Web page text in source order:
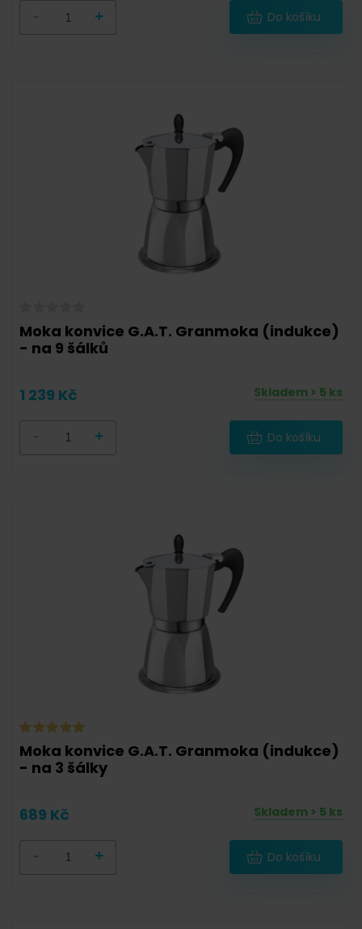
+ Do košíku
Moka konvice G.A.T. Granmoka (indukce)
- na 9 šálků
1 239 Kč Skladem > 5 ks
+ Do košíku
Moka konvice G.A.T. Granmoka (indukce)
- na 3 šálky
689 Kč Skladem > 5 ks
+ Do košíku